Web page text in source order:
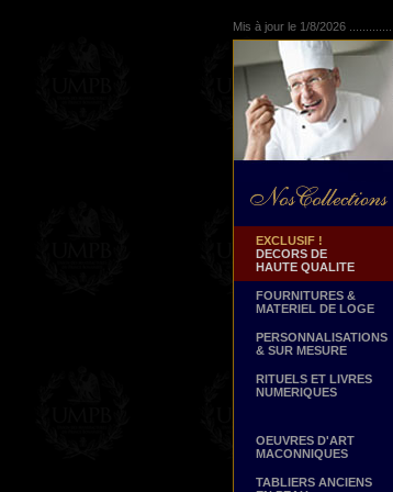
Mis à jour le 1/8/2026 ...............
EXCLUSIF !
DECORS DE
HAUTE QUALITE
FOURNITURES &
MATERIEL DE LOGE
PERSONNALISATIONS
& SUR MESURE
RITUELS ET LIVRES
NUMERIQUES
OEUVRES D'ART
MACONNIQUES
TABLIERS ANCIENS